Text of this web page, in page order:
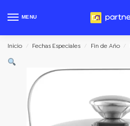
MENU
Inicio / Fechas Especiales / Fin de Año /